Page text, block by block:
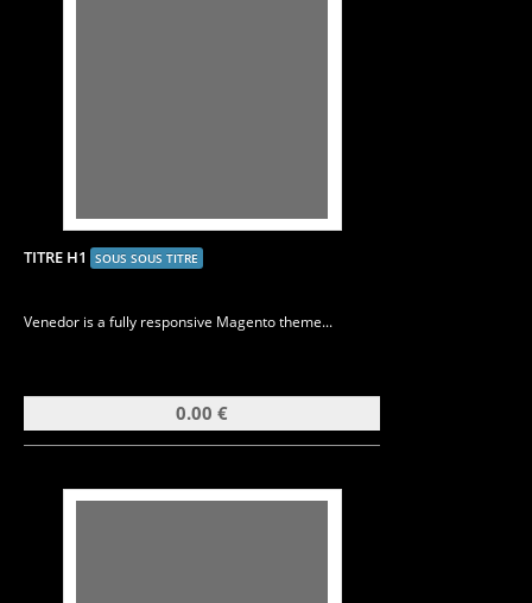
TITRE H1 SOUS SOUS TITRE
Venedor is a fully responsive Magento theme...
0.00 €